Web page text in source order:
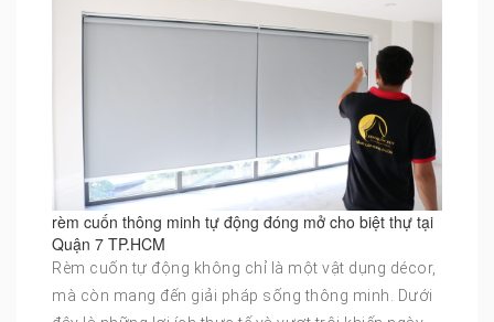
rèm cuốn thông minh tự động đóng mở cho biệt thự tại
Quận 7 TP.HCM
Rèm cuốn tự động không chỉ là một vật dụng décor,
mà còn mang đến giải pháp sống thông minh. Dưới